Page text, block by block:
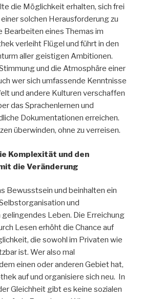
die Möglichkeit erhalten, sich frei
solchen Herausforderung zu
Bearbeiten eines Themas im
verleiht Flügel und führt in den
aller geistigen Ambitionen.
und die Atmosphäre einer
wer sich umfassende Kenntnisse
und andere Kulturen verschaffen
das Sprachenlernen und
Dokumentationen erreichen.
überwinden, ohne zu verreisen.
Komplexität und den
die Veränderung
Bewusstsein und beinhalten ein
und
Leben. Die Erreichung
Lesen erhöht die Chance auf
die sowohl im Privaten wie
ist. Wer also mal
einen oder anderen Gebiet hat,
auf und organisiere sich neu. In
Gleichheit gibt es keine sozialen